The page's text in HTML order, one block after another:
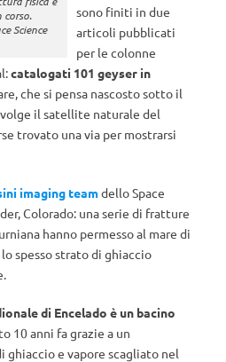
corso.
Science
sono finiti in due
articoli pubblicati
per le colonne
catalogati 101 geyser in
che si pensa nascosto sotto il
il satellite naturale del
trovato una via per mostrarsi
imaging teamdello Space
Colorado: una serie di fratture
hanno permesso al mare di
spesso strato di ghiaccio
di Encelado è un bacino
10 anni fa grazie a un
ghiaccio e vapore scagliato nel